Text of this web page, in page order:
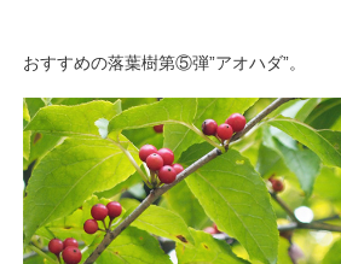
おすすめの落葉樹第⑤弾”アオハダ”。